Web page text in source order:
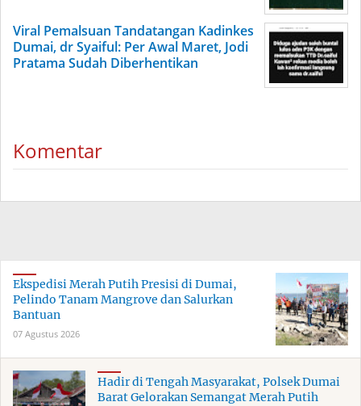
Viral Pemalsuan Tandatangan Kadinkes
Dumai, dr Syaiful: Per Awal Maret, Jodi
Pratama Sudah Diberhentikan
Komentar
Ekspedisi Merah Putih Presisi di Dumai,
Pelindo Tanam Mangrove dan Salurkan
Bantuan
07 Agustus 2026
Hadir di Tengah Masyarakat, Polsek Dumai
Barat Gelorakan Semangat Merah Putih